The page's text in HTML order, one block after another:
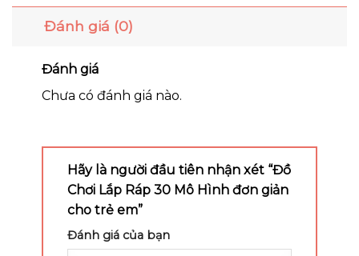
Đánh giá (0)
Đánh giá
Chưa có đánh giá nào.
Hãy là người đầu tiên nhận xét “Đồ
Chơi Lắp Ráp 30 Mô Hình đơn giản
cho trẻ em”
Đánh giá của bạn